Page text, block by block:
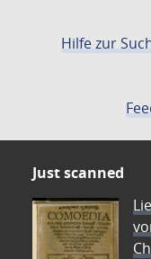
Hilfe zur
Just scanned